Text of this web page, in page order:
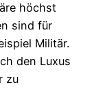
höchst
sind für
Militär.
den Luxus
zu